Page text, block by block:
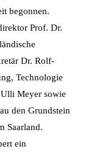
begonnen.
Prof. Dr.
Dr. Rolf-
Technologie
Meyer sowie
den Grundstein
Saarland.
ein